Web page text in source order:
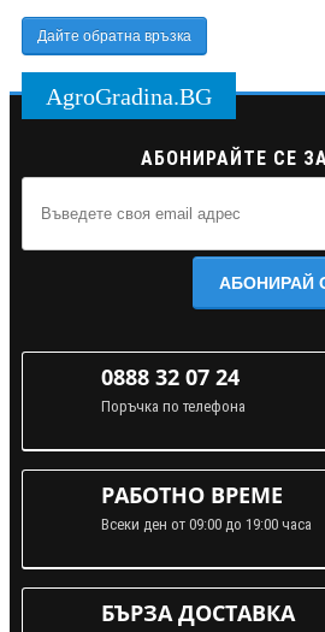
Дайте обратна връзка
AgroGradina.BG
АБОНИРАЙТЕ СЕ
АБОНИРАЙ
0888 32 07 24
Поръчка по телефона
РАБОТНО ВРЕМЕ
Всеки ден от 09:00 до 19:00 часа
БЪРЗА ДОСТАВКА